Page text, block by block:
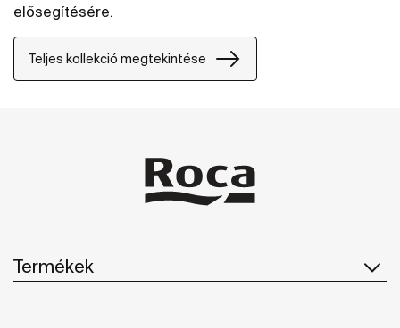
elősegítésére.
Teljes kollekció megtekintése
Termékek